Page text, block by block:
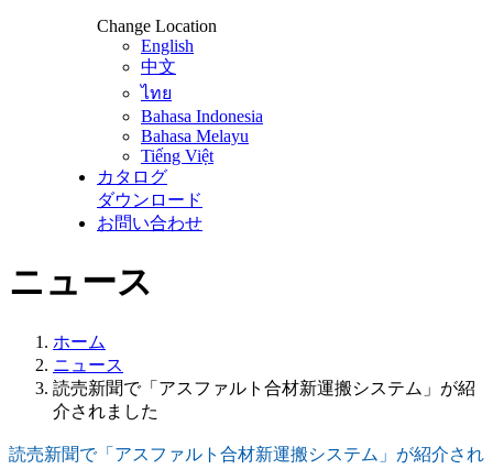
Change Location
English
中文
ไทย
Bahasa Indonesia
Bahasa Melayu
Tiếng Việt
カタログ
ダウンロード
お問い合わせ
ニュース
ホーム
ニュース
読売新聞で「アスファルト合材新運搬システム」が紹
介されました
読売新聞で「アスファルト合材新運搬システム」が紹介され